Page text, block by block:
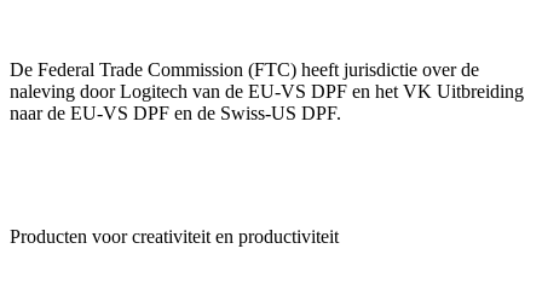
De Federal Trade Commission (FTC) heeft jurisdictie over de
naleving door Logitech van de EU-VS DPF en het VK Uitbreiding
naar de EU-VS DPF en de Swiss-US DPF.
Producten voor creativiteit en productiviteit